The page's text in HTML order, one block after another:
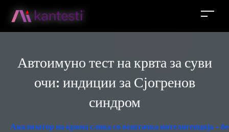
Автоимуно тест на крвта за суви
очи: индиции за Сјогренов
синдром
Анализатор на крвна слика со вештачка интелигенција -